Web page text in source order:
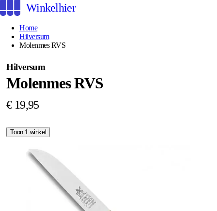
Winkelhier
Home
Hilversum
Molenmes RVS
Hilversum
Molenmes RVS
€ 19,95
Toon 1 winkel